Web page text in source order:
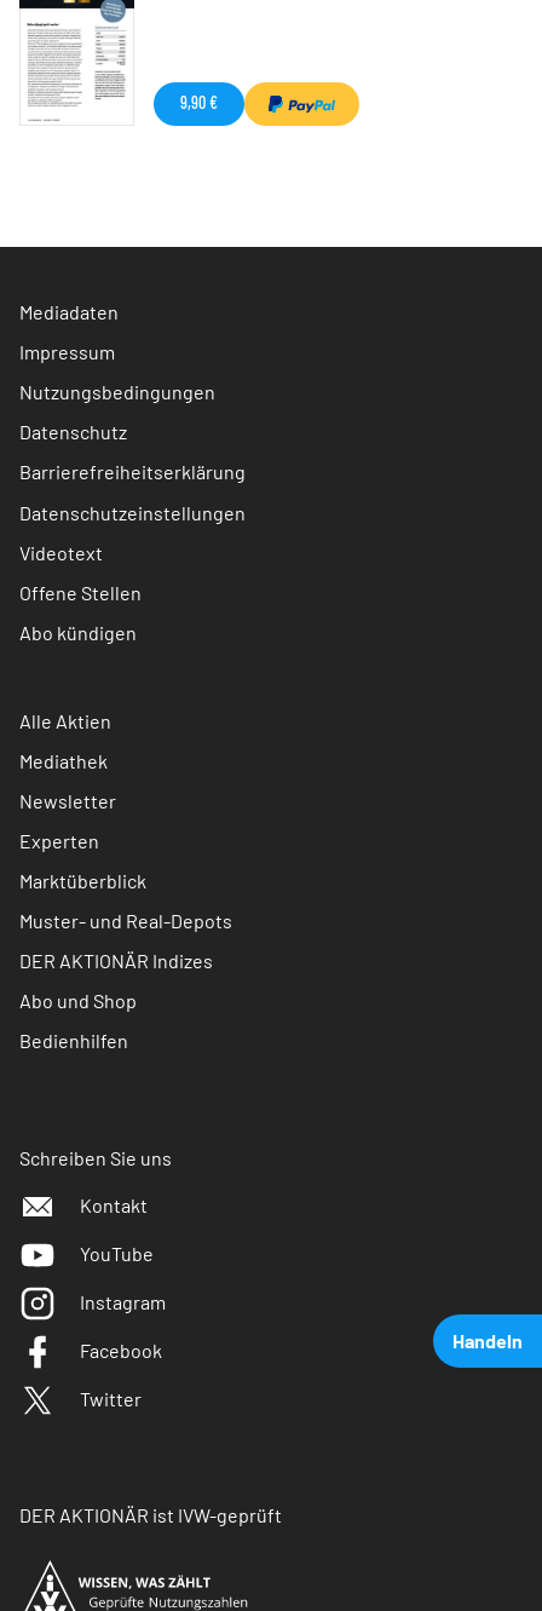
Handeln
9,90 €
Mediadaten
Impressum
Nutzungsbedingungen
Datenschutz
Barrierefreiheitserklärung
Datenschutzeinstellungen
Videotext
Offene Stellen
Abo kündigen
Alle Aktien
Mediathek
Newsletter
Experten
Marktüberblick
Muster- und Real-Depots
DER AKTIONÄR Indizes
Abo und Shop
Bedienhilfen
Schreiben Sie uns
Kontakt
YouTube
Instagram
Facebook
Twitter
DER AKTIONÄR ist IVW-geprüft